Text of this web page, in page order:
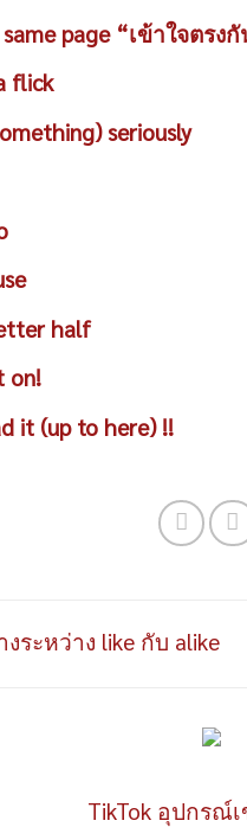
page “เข้าใจตร
flick
seriously
half
on!
it (up to here) !!
ระหว่าง like กับ alike
TikTok อุปกรณ์